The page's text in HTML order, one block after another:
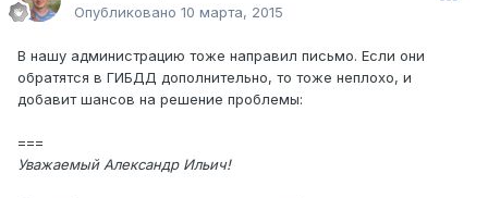
Опубликовано 10 марта, 2015
В нашу администрацию тоже направил письмо. Если они
обратятся в ГИБДД дополнительно, то тоже неплохо, и
добавит шансов на решение проблемы:
===
Уважаемый Александр Ильич!